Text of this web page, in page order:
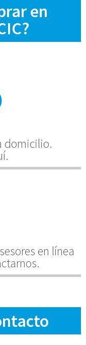
en
domicilio.
en línea